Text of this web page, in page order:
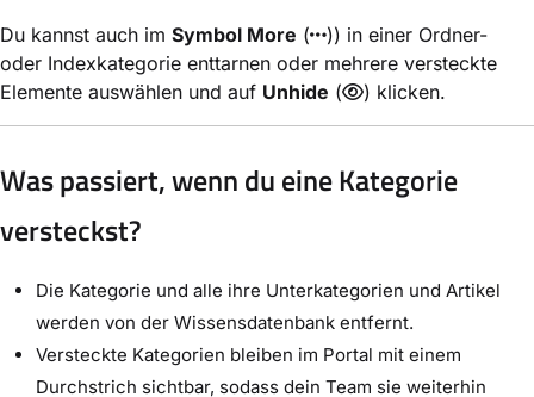
Du kannst auch im Symbol More (
)) in einer Ordner-
oder Indexkategorie enttarnen oder mehrere versteckte
Elemente auswählen und auf Unhide ( ) klicken.
Was passiert, wenn du eine Kategorie
versteckst?
Die Kategorie und alle ihre Unterkategorien und Artikel
werden von der Wissensdatenbank entfernt.
Versteckte Kategorien bleiben im Portal mit einem
Durchstrich sichtbar, sodass dein Team sie weiterhin